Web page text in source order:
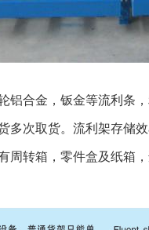
铝合金，钣金等流利条
多次取货。流利架存储
周转箱，零件盒及纸箱